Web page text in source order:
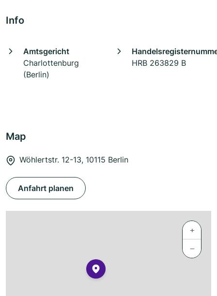
Info
Amtsgericht
Charlottenburg
(Berlin)
HRB 263829 B
Map
Wöhlertstr. 12-13, 10115 Berlin
Anfahrt planen
+
−